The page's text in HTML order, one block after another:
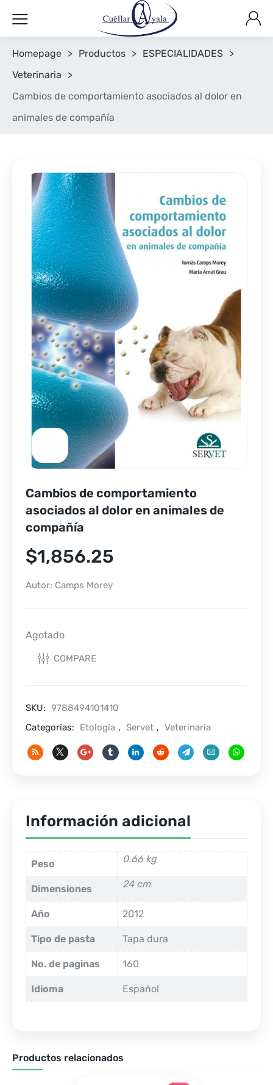
Homepage > Productos > ESPECIALIDADES >
Veterinaria
>
Cambios de comportamiento asociados al dolor en
animales de compañía
Cambios de comportamiento
asociados al dolor en animales de
compañía
$1,856.25
Autor: Camps Morey
Agotado
COMPARE
SKU: 9788494101410
Categorías:
Etología , Servet , Veterinaria
Información adicional
Peso 0.66 kg
Dimensiones 24 cm
Año 2012
Tipo de pasta Tapa dura
No. de paginas 160
Idioma Español
Productos relacionados